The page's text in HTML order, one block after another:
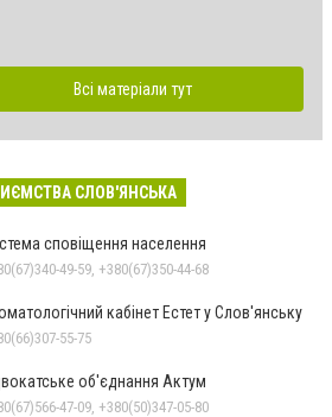
Всі матеріали тут
СЛОВ'ЯНСЬКА
сповіщення населення
49-59, +380(67)350-44-68
кабінет Естет у Слов'янську
55-75
об'єднання Актум
47-09, +380(50)347-05-80